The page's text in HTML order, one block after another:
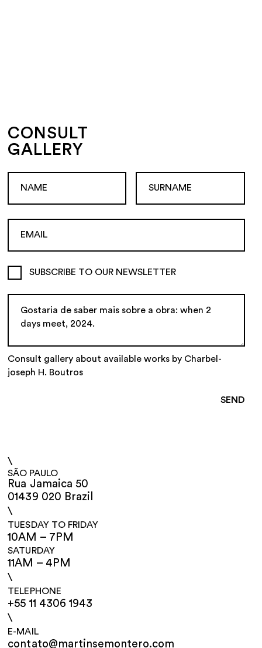
CONSULT
GALLERY
SUBSCRIBE TO OUR NEWSLETTER
Consult gallery about available works by Charbel-
joseph H. Boutros
\
SÃO PAULO
Rua Jamaica 50
01439 020 Brazil
\
TUESDAY TO FRIDAY
10AM – 7PM
SATURDAY
11AM – 4PM
\
TELEPHONE
+55 11 4306 1943
\
E-MAIL
contato@martinsemontero.com